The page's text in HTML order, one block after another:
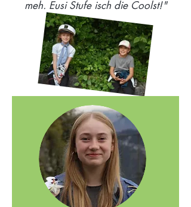
meh. Eusi Stufe isch die Coolst!"